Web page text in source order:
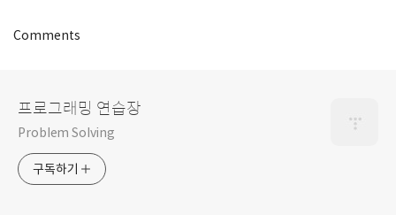
Comments
프로그래밍 연습장
Problem Solving
구독하기